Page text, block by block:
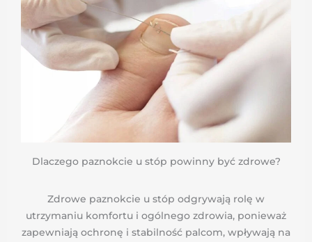
Dlaczego paznokcie u stóp powinny być zdrowe?
Zdrowe paznokcie u stóp odgrywają rolę w
utrzymaniu komfortu i ogólnego zdrowia, ponieważ
zapewniają ochronę i stabilność palcom, wpływają na